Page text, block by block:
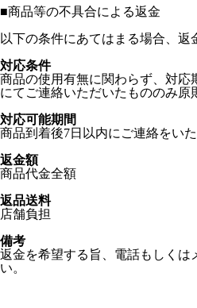
■商品等の不具合による返金
以下の条件にあてはまる場合、返
対応条件
商品の使用有無に関わらず、対
にてご連絡いただいたもののみ原
対応可能期間
商品到着後7日以内にご連絡をい
返金額
商品代金全額
返品送料
店舗負担
備考
返金を希望する旨、電話もしくは
い。